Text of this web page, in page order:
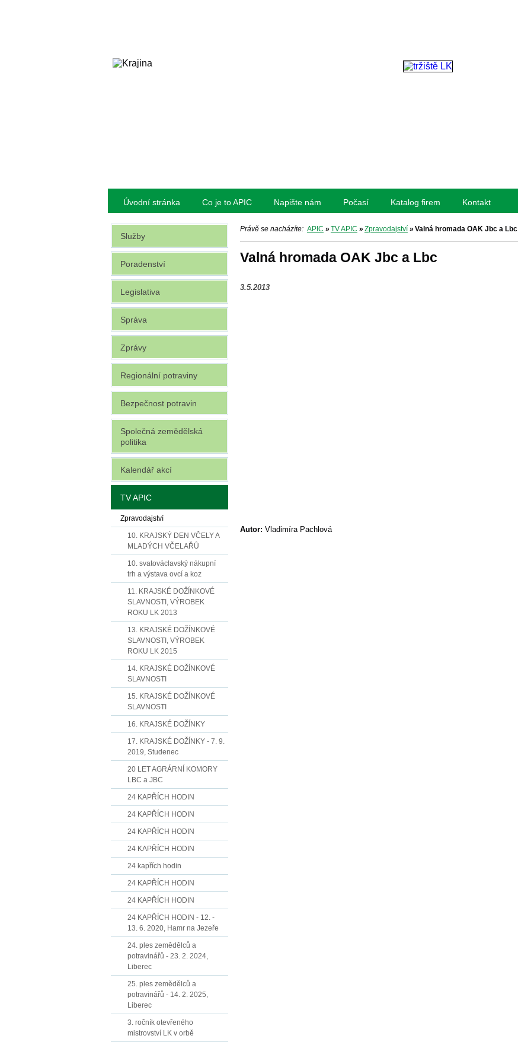
Úvodní stránka Co je to APIC Napište nám Počasí Katalog firem Kontakt
Právě se nacházíte: APIC » TV APIC » Zpravodajství» Valná hromada OAK Jbc a Lbc
Valná hromada OAK Jbc a Lbc
3.5.2013
Autor: Vladimíra Pachlová
Služby
Poradenství
Legislativa
Správa
Zprávy
Regionální potraviny
Bezpečnost potravin
Společná zemědělská
politika
Kalendář akcí
TV APIC
Zpravodajství
10. KRAJSKÝ DEN VČELY A
MLADÝCH VČELAŘŮ
10. svatováclavský nákupní
trh a výstava ovcí a koz
11. KRAJSKÉ DOŽÍNKOVÉ
SLAVNOSTI, VÝROBEK
ROKU LK 2013
13. KRAJSKÉ DOŽÍNKOVÉ
SLAVNOSTI, VÝROBEK
ROKU LK 2015
14. KRAJSKÉ DOŽÍNKOVÉ
SLAVNOSTI
15. KRAJSKÉ DOŽÍNKOVÉ
SLAVNOSTI
16. KRAJSKÉ DOŽÍNKY
17. KRAJSKÉ DOŽÍNKY - 7. 9.
2019, Studenec
20 LET AGRÁRNÍ KOMORY
LBC a JBC
24 KAPŘÍCH HODIN
24 KAPŘÍCH HODIN
24 KAPŘÍCH HODIN
24 KAPŘÍCH HODIN
24 kapřích hodin
24 KAPŘÍCH HODIN
24 KAPŘÍCH HODIN
24 KAPŘÍCH HODIN - 12. -
13. 6. 2020, Hamr na Jezeře
24. ples zemědělců a
potravinářů - 23. 2. 2024,
Liberec
25. ples zemědělců a
potravinářů - 14. 2. 2025,
Liberec
3. ročník otevřeného
mistrovství LK v orbě